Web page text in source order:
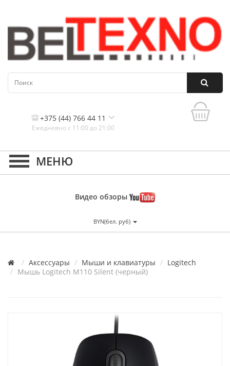
+375 (44) 766 44 11
Ежедневно с 11:00 до 21:00
Контакты, и схема проезда
Видео обзоры
BYN(бел. руб)
Аксессуары Мыши и клавиатуры
Logitech
Мышь Logitech M110 Silent (черный)